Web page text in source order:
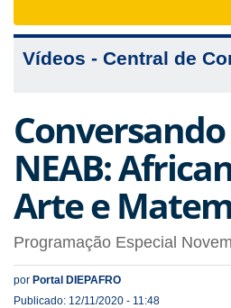
Vídeos - Central de
NEAB:
Arte e
Programação Especial
por Portal DIEPAFRO
Publicado: 12/11/2020 - 11:48